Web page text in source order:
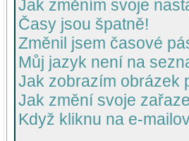
Jak změním svoje
Časy jsou špatně!
Změnil jsem časové
Můj jazyk není na
Jak zobrazím obrázek
Jak změní svoje
Když kliknu na e-